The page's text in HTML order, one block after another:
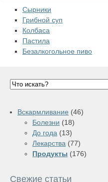
Сырники
Грибной суп
Колбаса
Пастила
Безалкогольное пиво
Вскармливание (46)
Болезни (18)
До года (13)
Лекарства (77)
Продукты (176)
Свежие статьи